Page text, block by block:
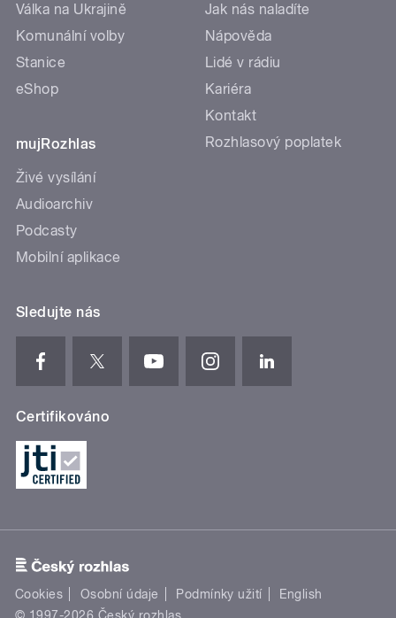
Válka na Ukrajině
Komunální volby
Stanice
eShop
mujRozhlas
Živé vysílání
Audioarchiv
Podcasty
Mobilní aplikace
Jak nás naladíte
Nápověda
Lidé v rádiu
Kariéra
Kontakt
Rozhlasový poplatek
Sledujte nás
Certifikováno
Cookies Osobní údaje Podmínky užití
English
© 1997-2026 Český rozhlas